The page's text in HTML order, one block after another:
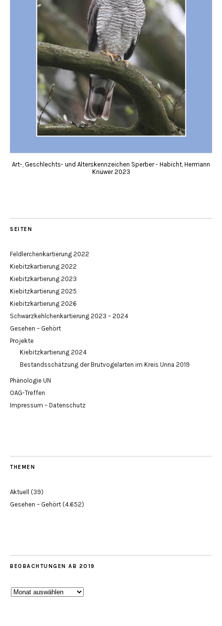
Art-, Geschlechts- und Alterskennzeichen Sperber - Habicht, Hermann
Knüwer 2023
SEITEN
Feldlerchenkartierung 2022
Kiebitzkartierung 2022
Kiebitzkartierung 2023
Kiebitzkartierung 2025
Kiebitzkartierung 2026
Schwarzkehlchenkartierung 2023 – 2024
Gesehen – Gehört
Projekte
Kiebitzkartierung 2024
Bestandsschätzung der Brutvogelarten im Kreis Unna 2019
Phänologie UN
OAG-Treffen
Impressum – Datenschutz
THEMEN
Aktuell (39)
Gesehen – Gehört (4.652)
BEOBACHTUNGEN AB 2019
Beobachtungen